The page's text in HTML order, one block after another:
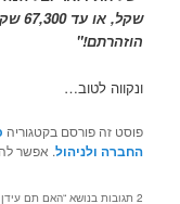
הוזהרתם!"
ונקווה לטוב…
פוסט זה פורסם בקטגוריה
החברה ולניהול. אפשר
2 תגובות בנושא “ האם תם עידן